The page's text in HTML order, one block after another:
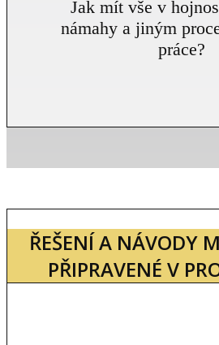
Jak mít vše v
námahy a jiným
práce?
ŘEŠENÍ A NÁVODY
PŘIPRAVENÉ V